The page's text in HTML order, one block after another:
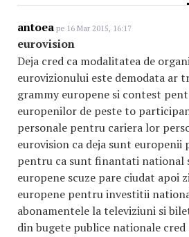
antoea pe 16 Mar 2015, 16:17
eurovision
Deja cred ca modalitatea de
eurovizionului este demodata ar
grammy europene si contest
europenilor de peste to
personale pentru cariera lor
eurovision ca deja sunt
pentru ca sunt finantati national
europene scuze pare ciudat apoi
europene pentru investitii
abonamentele la televiziuni si
din bugete publice nationale cred